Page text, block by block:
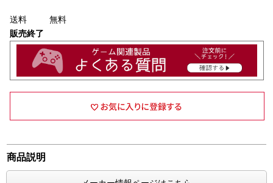
送料
無料
販売終了
商品説明